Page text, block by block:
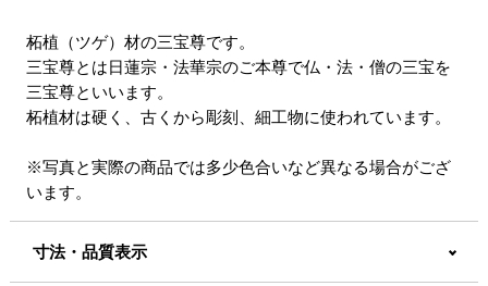
柘植（ツゲ）材の三宝尊です。
三宝尊とは日蓮宗・法華宗のご本尊で仏・法・僧の三宝を
三宝尊といいます。
柘植材は硬く、古くから彫刻、細工物に使われています。
※写真と実際の商品では多少色合いなど異なる場合がござ
います。
寸法・品質表示